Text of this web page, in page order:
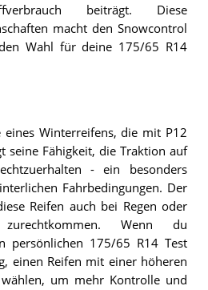
beiträgt. Diese
macht den Snowcontrol
Wahl für deine 175/65 R14
eines Winterreifens, die mit P12
seine Fähigkeit, die Traktion auf
- ein besonders
Fahrbedingungen. Der
Reifen auch bei Regen oder
Wenn du
persönlichen 175/65 R14 Test
einen Reifen mit einer höheren
wählen, um mehr Kontrolle und